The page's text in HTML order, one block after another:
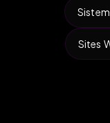
Sites